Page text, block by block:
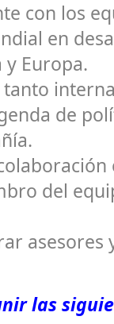
con los
en
y Europa.
de
del
asesores
las